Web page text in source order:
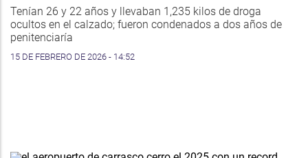
Tenían 26 y 22 años y llevaban 1,235 kilos de droga
ocultos en el calzado; fueron condenados a dos años de
penitenciaría
15 DE FEBRERO DE 2026 - 14:52